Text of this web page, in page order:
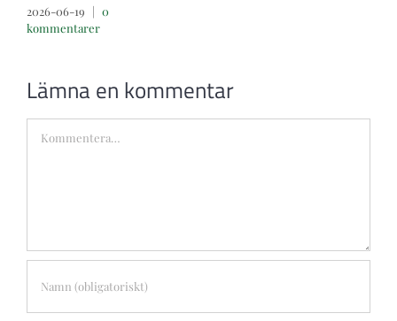
2026-06-19 | 0
kommentarer
Lämna en kommentar
Kommentar